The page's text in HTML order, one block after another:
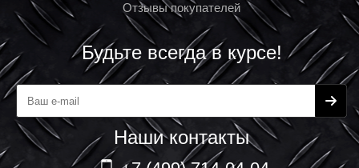
Отзывы покупателей
Будьте всегда в курсе!
Наши контакты